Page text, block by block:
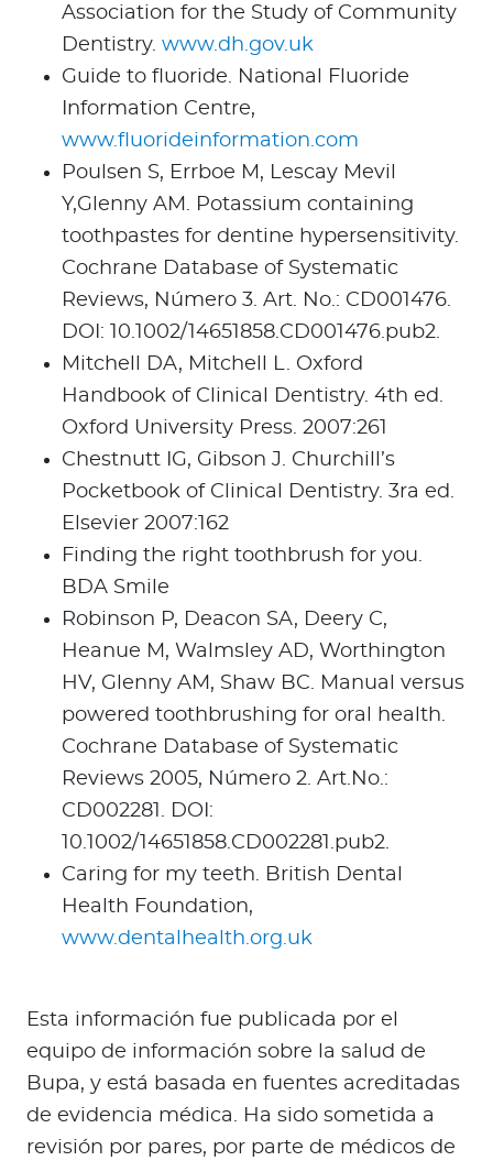
Association for the Study of Community
Dentistry. www.dh.gov.uk
Guide to fluoride. National Fluoride
Information Centre,
www.fluorideinformation.com
Poulsen S, Errboe M, Lescay Mevil
Y,Glenny AM. Potassium containing
toothpastes for dentine hypersensitivity.
Cochrane Database of Systematic
Reviews, Número 3. Art. No.: CD001476.
DOI: 10.1002/14651858.CD001476.pub2.
Mitchell DA, Mitchell L. Oxford
Handbook of Clinical Dentistry. 4th ed.
Oxford University Press. 2007:261
Chestnutt IG, Gibson J. Churchill’s
Pocketbook of Clinical Dentistry. 3ra ed.
Elsevier 2007:162
Finding the right toothbrush for you.
BDA Smile
Robinson P, Deacon SA, Deery C,
Heanue M, Walmsley AD, Worthington
HV, Glenny AM, Shaw BC. Manual versus
powered toothbrushing for oral health.
Cochrane Database of Systematic
Reviews 2005, Número 2. Art.No.:
CD002281. DOI:
10.1002/14651858.CD002281.pub2.
Caring for my teeth. British Dental
Health Foundation,
www.dentalhealth.org.uk
Esta información fue publicada por el
equipo de información sobre la salud de
Bupa, y está basada en fuentes acreditadas
de evidencia médica. Ha sido sometida a
revisión por pares, por parte de médicos de